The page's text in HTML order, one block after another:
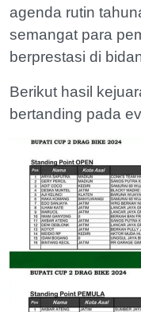
agenda rutin
semangat para
berprestasi di
Berikut hasil
bertanding pada